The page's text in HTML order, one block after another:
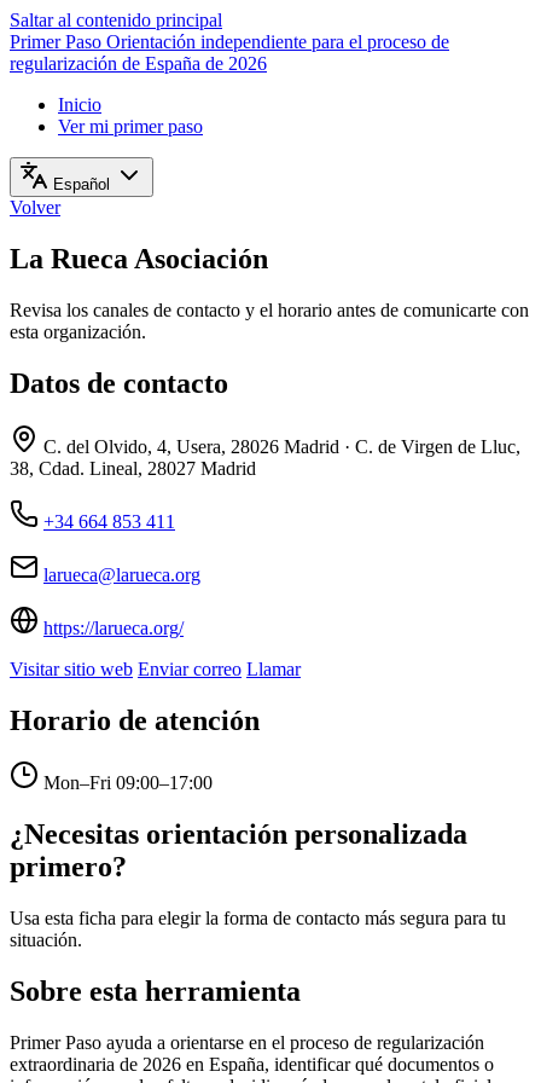
Saltar al contenido principal
Primer Paso Orientación independiente para el proceso de
regularización de España de 2026
Inicio
Ver mi primer paso
Español
Volver
La Rueca Asociación
Revisa los canales de contacto y el horario antes de comunicarte con
esta organización.
Datos de contacto
C. del Olvido, 4, Usera, 28026 Madrid · C. de Virgen de Lluc,
38, Cdad. Lineal, 28027 Madrid
+34 664 853 411
larueca@larueca.org
https://larueca.org/
Visitar sitio web Enviar correo Llamar
Horario de atención
Mon–Fri 09:00–17:00
¿Necesitas orientación personalizada
primero?
Usa esta ficha para elegir la forma de contacto más segura para tu
situación.
Sobre esta herramienta
Primer Paso ayuda a orientarse en el proceso de regularización
extraordinaria de 2026 en España, identificar qué documentos o